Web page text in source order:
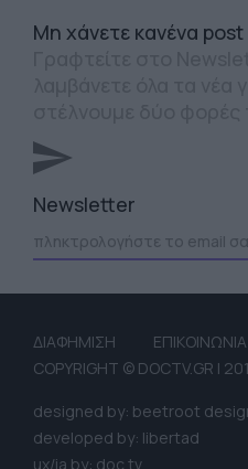
Mη χάνετε κανένα post
Newsletter
ΔΙΑΦΗΜΙΣΗ ΕΠΙΚΟΙΝΩΝΙΑ
COPYRIGHT © DOCTV.GR |
designed by: beetroot
developed by: libertad
ux/ia by: doc tv